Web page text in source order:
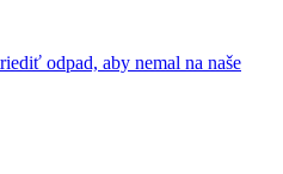
odpad, aby nemal na naše